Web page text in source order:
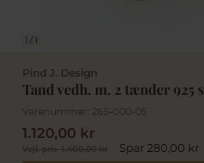
1 / 1
Pind J. Design
Tand vedh. m. 2 tænder 925 s
Varenummer: 265-000-05
Vejl. pris1.400,00 kr Spar 280,00 kr
1.120,00 kr